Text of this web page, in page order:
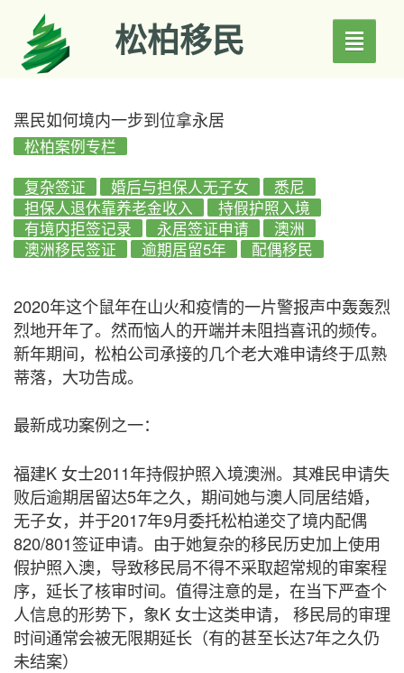
松柏移民
Toggle
黑民如何境内一步到位拿永居
松柏案例专栏
复杂签证
婚后与担保人无子女
悉尼
担保人退休靠养老金收入
持假护照入境
有境内拒签记录
永居签证申请
澳洲
澳洲移民签证
逾期居留5年 配偶移民
2020年这个鼠年在山火和疫情的一片警报声中轰轰烈
烈地开年了。然而恼人的开端并未阻挡喜讯的频传。
新年期间，松柏公司承接的几个老大难申请终于瓜熟
蒂落，大功告成。
最新成功案例之一：
福建K 女士2011年持假护照入境澳洲。其难民申请失
败后逾期居留达5年之久，期间她与澳人同居结婚，
无子女，并于2017年9月委托松柏递交了境内配偶
820/801签证申请。由于她复杂的移民历史加上使用
假护照入澳，导致移民局不得不采取超常规的审案程
序，延长了核审时间。值得注意的是，在当下严查个
人信息的形势下，象K 女士这类申请， 移民局的审理
时间通常会被无限期延长（有的甚至长达7年之久仍
未结案）